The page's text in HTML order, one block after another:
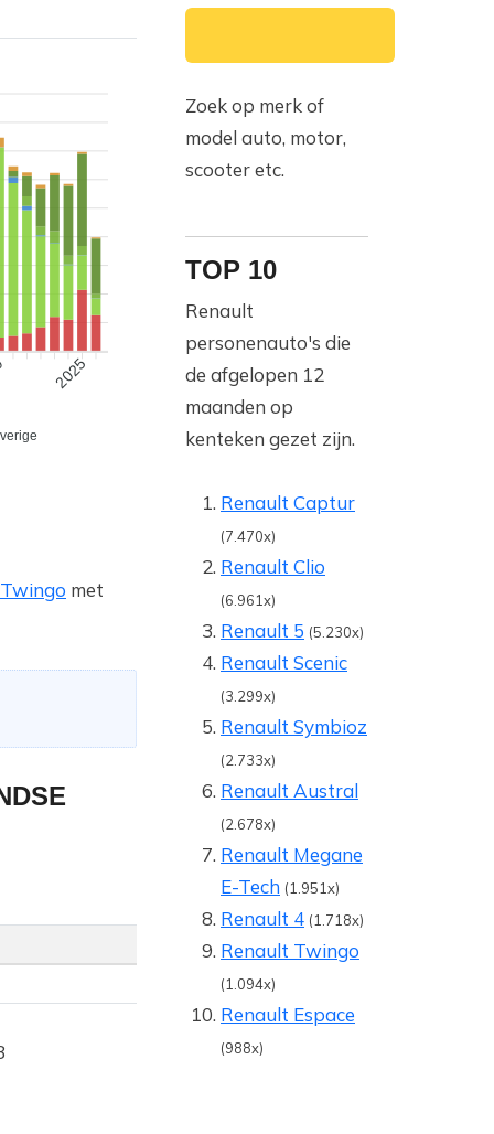
2025
Twingo met
Zoek op merk of
model auto, motor,
scooter etc.
TOP 10
Renault
personenauto's die
de afgelopen 12
maanden op
kenteken gezet zijn.
Renault Captur
(7.470x)
Renault Clio
(6.961x)
Renault 5 (5.230x)
Renault Scenic
(3.299x)
Renault Symbioz
(2.733x)
Renault Austral
(2.678x)
Renault Megane
E-Tech (1.951x)
Renault 4 (1.718x)
Renault Twingo
(1.094x)
Renault Espace
(988x)